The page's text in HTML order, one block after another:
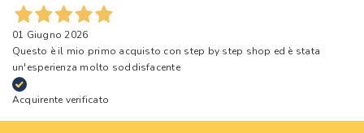
01 Giugno 2026
Questo è il mio primo acquisto con step by step shop ed è stata
un'esperienza molto soddisfacente
Acquirente verificato